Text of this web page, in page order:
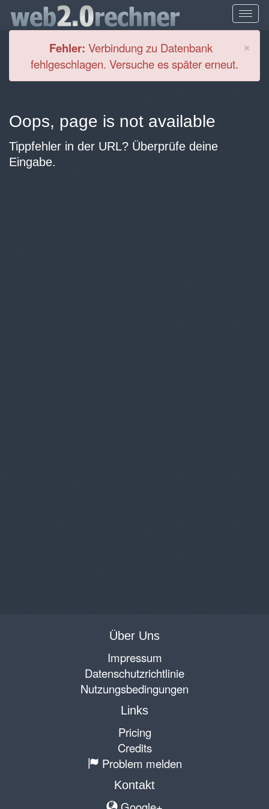
×
Fehler: Verbindung zu Datenbank
fehlgeschlagen. Versuche es später erneut.
Oops, page is not available
Tippfehler in der URL? Überprüfe deine
Eingabe.
Über Uns
Impressum
Datenschutzrichtlinie
Nutzungsbedingungen
Links
Pricing
Credits
Problem melden
Kontakt